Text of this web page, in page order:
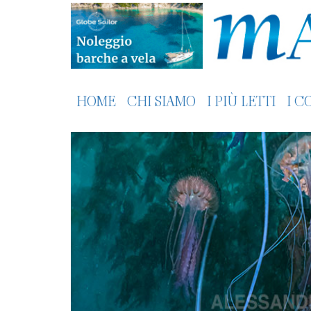
HOME CHI SIAMO I PIÙ LETTI I